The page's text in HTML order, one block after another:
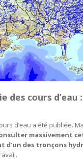
des cours d’eau :
d’eau a été publiée.
massivement
d’un des tronçons